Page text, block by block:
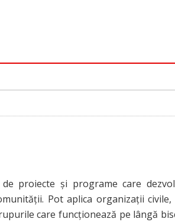
de proiecte și programe care
Pot aplica organizații
care funcționează pe lângă